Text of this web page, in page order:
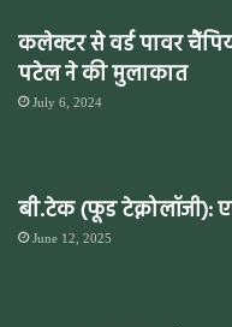
कलेक्टर से वर्ड पावर
पटेल ने की मुलाकात
July 6, 2024
बी.टेक (फूड टेक्नोलॉजी):
June 12, 2025